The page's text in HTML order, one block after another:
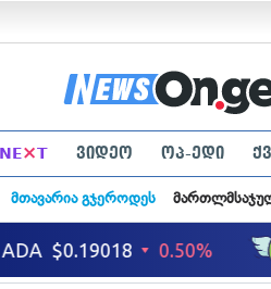
NE×T ვიდეო ოპ-ედი
მთავარია გჯეროდეს